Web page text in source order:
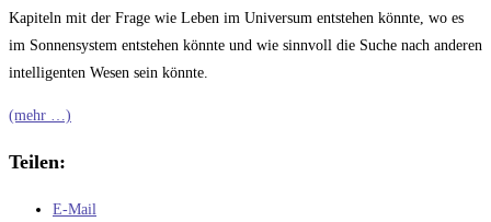
Kapiteln mit der Frage wie Leben im Universum entstehen könnte, wo es
im Sonnensystem entstehen könnte und wie sinnvoll die Suche nach anderen
intelligenten Wesen sein könnte.
(mehr …)
Teilen:
E-Mail